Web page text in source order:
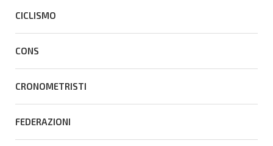
CICLISMO
CONS
CRONOMETRISTI
FEDERAZIONI